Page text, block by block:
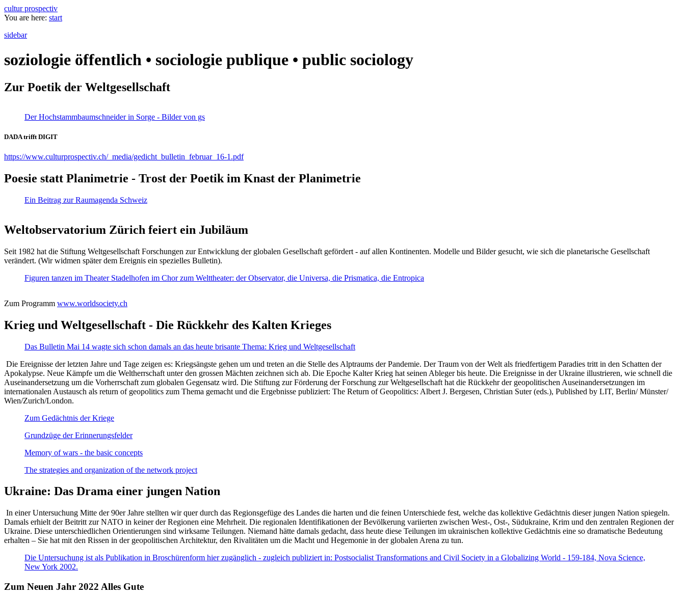
cultur prospectiv
You are here: start
sidebar
soziologie öffentlich • sociologie publique • public sociology
Zur Poetik der Weltgesellschaft
Der Hochstammbaumschneider in Sorge - Bilder von gs
DADA trifft DIGIT
https://www.culturprospectiv.ch/_media/gedicht_bulletin_februar_16-1.pdf
Poesie statt Planimetrie - Trost der Poetik im Knast der Planimetrie
Ein Beitrag zur Raumagenda Schweiz
Weltobservatorium Zürich feiert ein Jubiläum
Seit 1982 hat die Stiftung Weltgesellschaft Forschungen zur Entwicklung der globalen Gesellschaft gefördert - auf allen Kontinenten. Modelle und Bilder gesucht, wie sich die planetarische Gesellschaft
verändert. (Wir widmen später dem Ereignis ein spezielles Bulletin).
Figuren tanzen im Theater Stadelhofen im Chor zum Welttheater: der Observator, die Universa, die Prismatica, die Entropica
Zum Programm www.worldsociety.ch
Krieg und Weltgesellschaft - Die Rückkehr des Kalten Krieges
Das Bulletin Mai 14 wagte sich schon damals an das heute brisante Thema: Krieg und Weltgesellschaft
Die Ereignisse der letzten Jahre und Tage zeigen es: Kriegsängste gehen um und treten an die Stelle des Alptraums der Pandemie. Der Traum von der Welt als friedfertigem Paradies tritt in den Schatten der
Apokalypse. Neue Kämpfe um die Weltherrschaft unter den grossen Mächten zeichnen sich ab. Die Epoche Kalter Krieg hat seinen Ableger bis heute. Die Ereignisse in der Ukraine illustrieren, wie schnell die
Auseinandersetzung um die Vorherrschaft zum globalen Gegensatz wird. Die Stiftung zur Förderung der Forschung zur Weltgesellschaft hat die Rückkehr der geopolitischen Auseinandersetzungen im
internationalen Austausch als return of geopolitics zum Thema gemacht und die Ergebnisse publiziert: The Return of Geopolitics: Albert J. Bergesen, Christian Suter (eds.), Published by LIT, Berlin/ Münster/
Wien/Zurich/London.
Zum Gedächtnis der Kriege
Grundzüge der Erinnerungsfelder
Memory of wars - the basic concepts
The strategies and organization of the network project
Ukraine: Das Drama einer jungen Nation
In einer Untersuchung Mitte der 90er Jahre stellten wir quer durch das Regionsgefüge des Landes die harten und die feinen Unterschiede fest, welche das kollektive Gedächtnis dieser jungen Nation spiegeln.
Damals erhielt der Beitritt zur NATO in keiner der Regionen eine Mehrheit. Die regionalen Identifikationen der Bevölkerung variierten zwischen West-, Ost-, Südukraine, Krim und den zentralen Regionen der
Ukraine. Diese unterschiedlichen Orientierungen sind wirksame Teilungen. Niemand hätte damals gedacht, dass heute diese Teilungen im ukrainischen kollektive Gedächtnis eine so dramatische Bedeutung
erhalten – Sie hat mit den Rissen in der geopolitischen Architektur, den Rivalitäten um die Macht und Hegemonie in der globalen Arena zu tun.
Die Untersuchung ist als Publikation in Broschürenform hier zugänglich - zugleich publiziert in: Postsocialist Transformations and Civil Society in a Globalizing World - 159-184, Nova Science,
New York 2002.
Zum Neuen Jahr 2022 Alles Gute